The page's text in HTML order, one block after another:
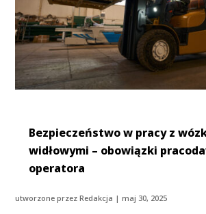
Bezpieczeństwo w pracy z
widłowymi – obowiązki
operatora
utworzone przezRedakcja |maj 30, 2025